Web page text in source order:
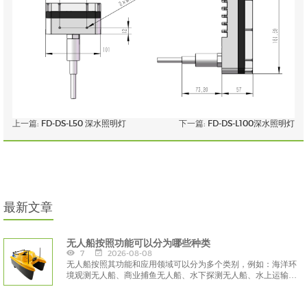
上一篇: FD-DS-L50 深水照明灯 下一篇: FD-DS-L100深水照明灯
最新文章
无人船按照功能可以分为哪些种类
7
2026-08-08
无人船按照其功能和应用领域可以分为多个类别，例如：海洋环
境观测无人船、商业捕鱼无人船、水下探测无人船、水上运输和